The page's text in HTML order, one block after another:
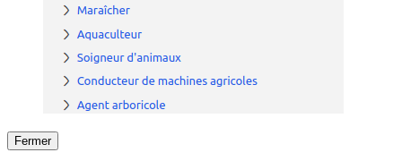
Fermer